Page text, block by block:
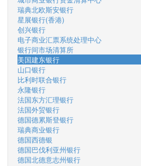
瑞典北欧斯安银行
星展银行(香港)
创兴银行
电子商业汇票系统处理中心
银行间市场清算所
美国建东银行
山口银行
比利时联合银行
永隆银行
法国东方汇理银行
法国外贸银行
德国德累斯登银行
瑞典商业银行
德国西德银
德国巴伐利亚州银行
德国北德意志州银行